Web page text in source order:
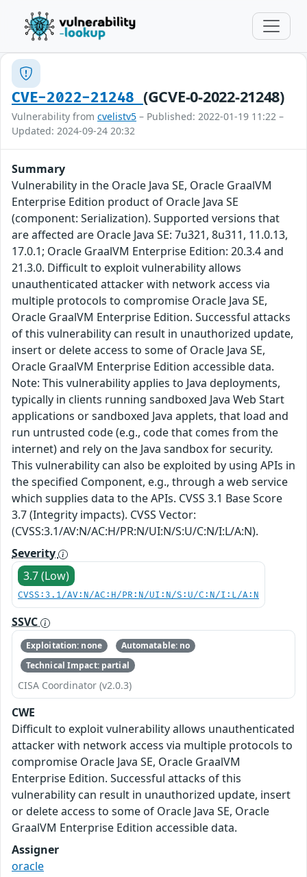
CVE-2022-21248 (GCVE-0-2022-21248)
Vulnerability from cvelistv5 – Published: 2022-01-19 11:22 –
Updated: 2024-09-24 20:32
Summary
Vulnerability in the Oracle Java SE, Oracle GraalVM
Enterprise Edition product of Oracle Java SE
(component: Serialization). Supported versions that
are affected are Oracle Java SE: 7u321, 8u311, 11.0.13,
17.0.1; Oracle GraalVM Enterprise Edition: 20.3.4 and
21.3.0. Difficult to exploit vulnerability allows
unauthenticated attacker with network access via
multiple protocols to compromise Oracle Java SE,
Oracle GraalVM Enterprise Edition. Successful attacks
of this vulnerability can result in unauthorized update,
insert or delete access to some of Oracle Java SE,
Oracle GraalVM Enterprise Edition accessible data.
Note: This vulnerability applies to Java deployments,
typically in clients running sandboxed Java Web Start
applications or sandboxed Java applets, that load and
run untrusted code (e.g., code that comes from the
internet) and rely on the Java sandbox for security.
This vulnerability can also be exploited by using APIs in
the specified Component, e.g., through a web service
which supplies data to the APIs. CVSS 3.1 Base Score
3.7 (Integrity impacts). CVSS Vector:
(CVSS:3.1/AV:N/AC:H/PR:N/UI:N/S:U/C:N/I:L/A:N).
Severity
3.7 (Low)
CVSS:3.1/AV:N/AC:H/PR:N/UI:N/S:U/C:N/I:L/A:N
SSVC
Exploitation: none
Automatable: no
Technical Impact: partial
CISA Coordinator (v2.0.3)
CWE
Difficult to exploit vulnerability allows unauthenticated
attacker with network access via multiple protocols to
compromise Oracle Java SE, Oracle GraalVM
Enterprise Edition. Successful attacks of this
vulnerability can result in unauthorized update, insert
or delete access to some of Oracle Java SE, Oracle
GraalVM Enterprise Edition accessible data.
Assigner
oracle